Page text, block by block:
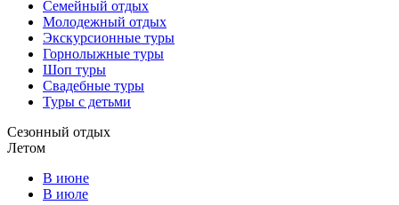
Семейный отдых
Молодежный отдых
Экскурсионные туры
Горнолыжные туры
Шоп туры
Свадебные туры
Туры с детьми
Сезонный отдых
Летом
В июне
В июле